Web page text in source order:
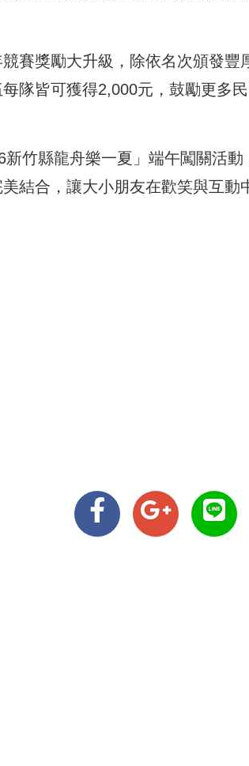
賽獎勵大升級，除依名次頒發豐
隊皆可獲得2,000元，鼓勵更多
竹縣龍舟樂一夏」端午闖關活
結合，讓大小朋友在歡笑與互動